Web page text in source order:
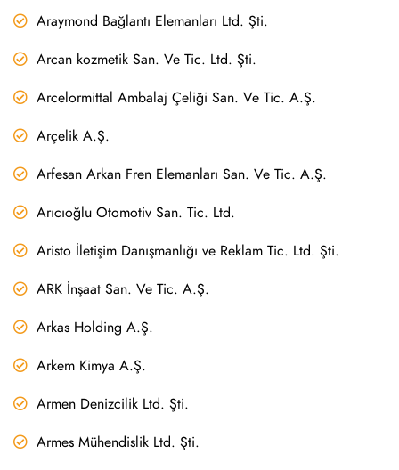
Araymond Bağlantı Elemanları Ltd. Şti.
Arcan kozmetik San. Ve Tic. Ltd. Şti.
Arcelormittal Ambalaj Çeliği San. Ve Tic. A.Ş.
Arçelik A.Ş.
Arfesan Arkan Fren Elemanları San. Ve Tic. A.Ş.
Arıcıoğlu Otomotiv San. Tic. Ltd.
Aristo İletişim Danışmanlığı ve Reklam Tic. Ltd. Şti.
ARK İnşaat San. Ve Tic. A.Ş.
Arkas Holding A.Ş.
Arkem Kimya A.Ş.
Armen Denizcilik Ltd. Şti.
Armes Mühendislik Ltd. Şti.